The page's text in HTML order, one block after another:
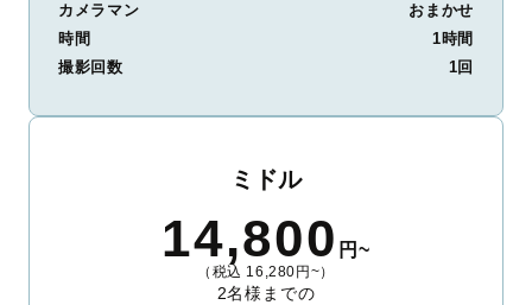
カメラマン
おまかせ
時間
1時間
撮影回数
1回
ミドル
14,800 円~
（税込 16,280円~）
2名様までの